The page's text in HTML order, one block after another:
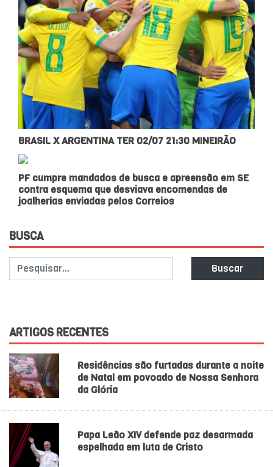
BRASIL X ARGENTINA TER 02/07 21:30 MINEIRÃO
PF cumpre mandados de busca e apreensão em SE
contra esquema que desviava encomendas de
joalherias enviadas pelos Correios
BUSCA
Buscar
ARTIGOS RECENTES
Residências são furtadas durante a noite
de Natal em povoado de Nossa Senhora
da Glória
Papa Leão XIV defende paz desarmada
espelhada em luta de Cristo